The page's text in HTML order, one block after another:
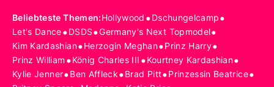
Beliebteste Themen:Hollywood •Dschungelcamp•
Let's Dance•DSDS•Germany's Next Topmodel•
Kim Kardashian•Herzogin Meghan•Prinz Harry•
Prinz William •König Charles III •Kourtney Kardashian•
Kylie Jenner•Ben Affleck•Brad Pitt•Prinzessin Beatrice•